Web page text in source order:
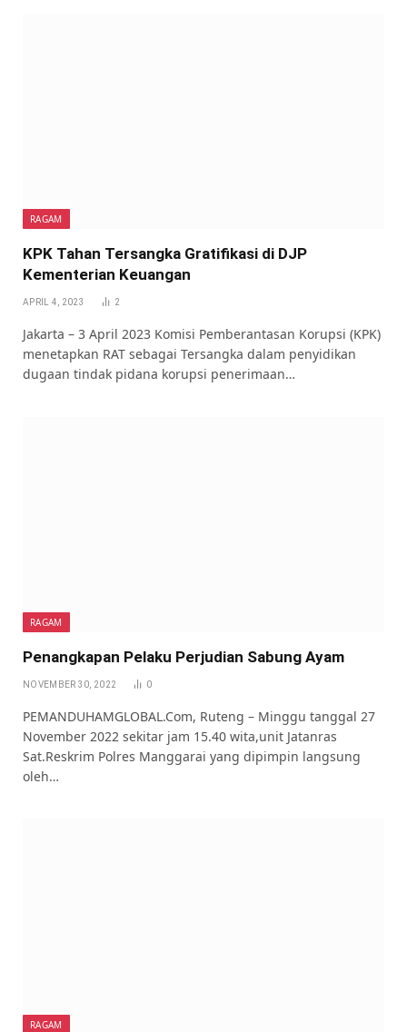
RAGAM
KPK Tahan Tersangka Gratifikasi di DJP
Kementerian Keuangan
APRIL 4, 2023 2
Jakarta – 3 April 2023 Komisi Pemberantasan Korupsi (KPK)
menetapkan RAT sebagai Tersangka dalam penyidikan
dugaan tindak pidana korupsi penerimaan…
RAGAM
Penangkapan Pelaku Perjudian Sabung Ayam
NOVEMBER 30, 2022 0
PEMANDUHAMGLOBAL.Com, Ruteng – Minggu tanggal 27
November 2022 sekitar jam 15.40 wita,unit Jatanras
Sat.Reskrim Polres Manggarai yang dipimpin langsung
oleh…
RAGAM